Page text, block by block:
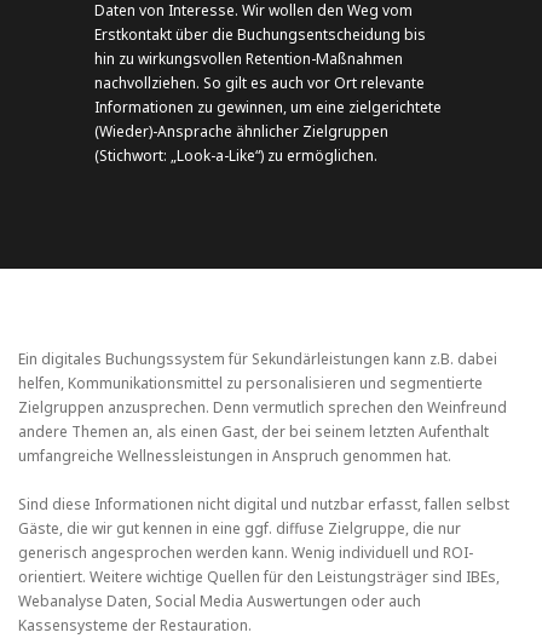
Daten von Interesse. Wir wollen den Weg vom
Erstkontakt über die Buchungsentscheidung bis
hin zu wirkungsvollen Retention-Maßnahmen
nachvollziehen. So gilt es auch vor Ort relevante
Informationen zu gewinnen, um eine zielgerichtete
(Wieder)-Ansprache ähnlicher Zielgruppen
(Stichwort: „Look-a-Like“) zu ermöglichen.
Ein digitales Buchungssystem für Sekundärleistungen kann z.B. dabei
helfen, Kommunikationsmittel zu personalisieren und segmentierte
Zielgruppen anzusprechen. Denn vermutlich sprechen den Weinfreund
andere Themen an, als einen Gast, der bei seinem letzten Aufenthalt
umfangreiche Wellnessleistungen in Anspruch genommen hat.
Sind diese Informationen nicht digital und nutzbar erfasst, fallen selbst
Gäste, die wir gut kennen in eine ggf. diffuse Zielgruppe, die nur
generisch angesprochen werden kann. Wenig individuell und ROI-
orientiert. Weitere wichtige Quellen für den Leistungsträger sind IBEs,
Webanalyse Daten, Social Media Auswertungen oder auch
Kassensysteme der Restauration.